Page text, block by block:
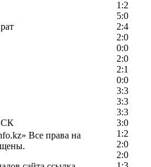
1:2
5:0
2:4
2:0
0:0
2:0
2:1
0:0
3:3
3:3
3:3
СК
3:0
1:2
2:0
2:0
Все права на